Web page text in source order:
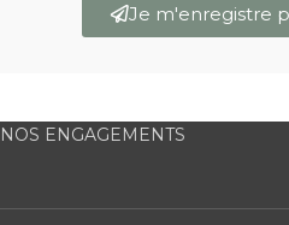
Je m'enregistre
NOS ENGAGEMENTS